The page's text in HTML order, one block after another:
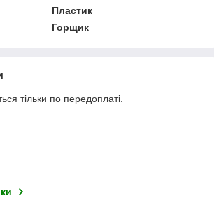
Пластик
Горщик
тільки по передоплаті.